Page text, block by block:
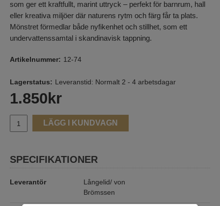
som ger ett kraftfullt, marint uttryck – perfekt för barnrum, hall
eller kreativa miljöer där naturens rytm och färg får ta plats.
Mönstret förmedlar både nyfikenhet och stillhet, som ett
undervattenssamtal i skandinavisk tappning.
Artikelnummer: 12-74
Lagerstatus: Leveranstid: Normalt 2 - 4 arbetsdagar
1.850 kr
LÄGG I KUNDVAGN
SPECIFIKATIONER
Leverantör
Långelid/ von
Brömssen